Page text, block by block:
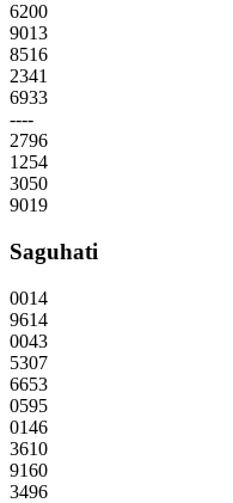
6200
9013
8516
2341
6933
----
2796
1254
3050
9019
Saguhati
0014
9614
0043
5307
6653
0595
0146
3610
9160
3496